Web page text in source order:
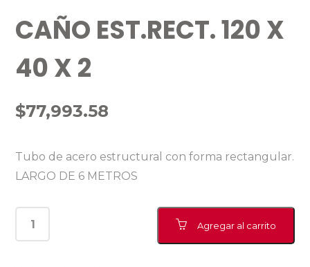
CAÑO EST.RECT. 120 X
40 X 2
$77,993.58
Tubo de acero estructural con forma rectangular.
LARGO DE 6 METROS
Agregar al carrito